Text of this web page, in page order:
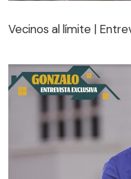
Vecinos al límite |